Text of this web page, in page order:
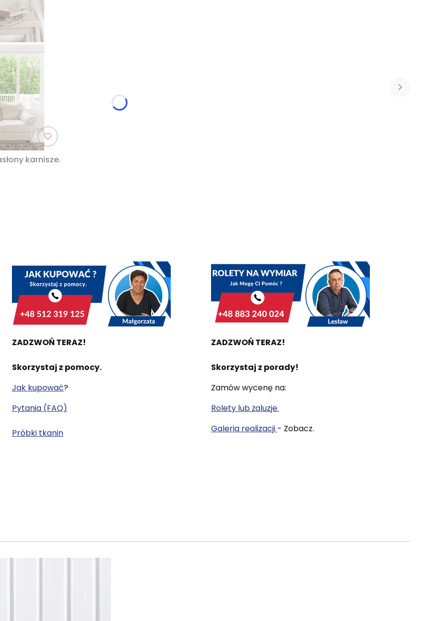
karnisze.
ZADZWOŃ TERAZ!
Skorzystaj z pomocy.
Jak kupować?
Pytania (FAQ)
Próbki tkanin
ZADZWOŃ TERAZ!
Skorzystaj z porady!
Zamów wycenę na:
Rolety lub żaluzje.
Galeria realizacji - Zobacz.